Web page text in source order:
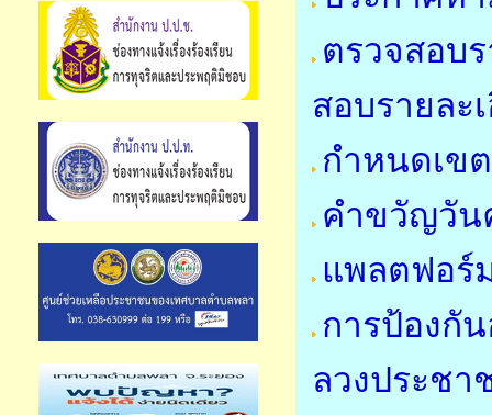
ตรวจสอบ
สอบรายละ
กำหนดเข
คำขวัญวัน
แพลตฟอร์
การป้องกั
ลวงประชา